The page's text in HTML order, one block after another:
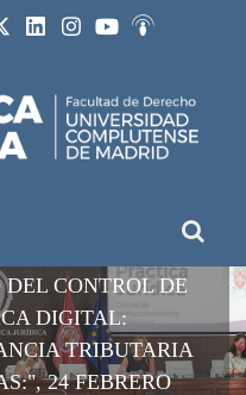
CONTROL DE
DIGITAL:
TRIBUTARIA
24 FEBRERO